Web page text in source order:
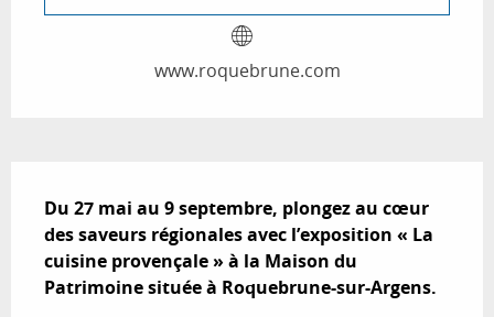
www.roquebrune.com
Du 27 mai au 9 septembre, plongez au cœur
des saveurs régionales avec l’exposition « La
cuisine provençale » à la Maison du
Patrimoine située à Roquebrune-sur-Argens.